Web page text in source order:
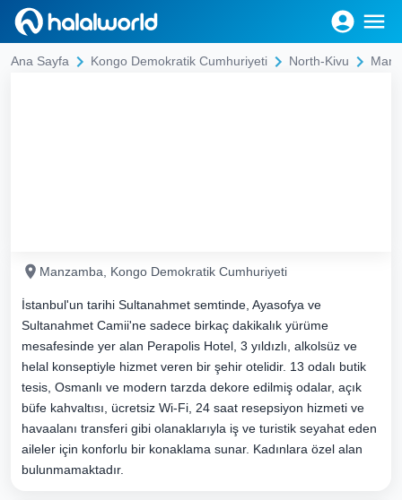
Ana Sayfa Kongo Demokratik Cumhuriyeti North-Kivu
Manzamba, Kongo Demokratik Cumhuriyeti
İstanbul'un tarihi Sultanahmet semtinde, Ayasofya ve
Sultanahmet Camii'ne sadece birkaç dakikalık yürüme
mesafesinde yer alan Perapolis Hotel, 3 yıldızlı, alkolsüz ve
helal konseptiyle hizmet veren bir şehir otelidir. 13 odalı butik
tesis, Osmanlı ve modern tarzda dekore edilmiş odalar, açık
büfe kahvaltısı, ücretsiz Wi-Fi, 24 saat resepsiyon hizmeti ve
havaalanı transferi gibi olanaklarıyla iş ve turistik seyahat eden
aileler için konforlu bir konaklama sunar. Kadınlara özel alan
bulunmamaktadır.